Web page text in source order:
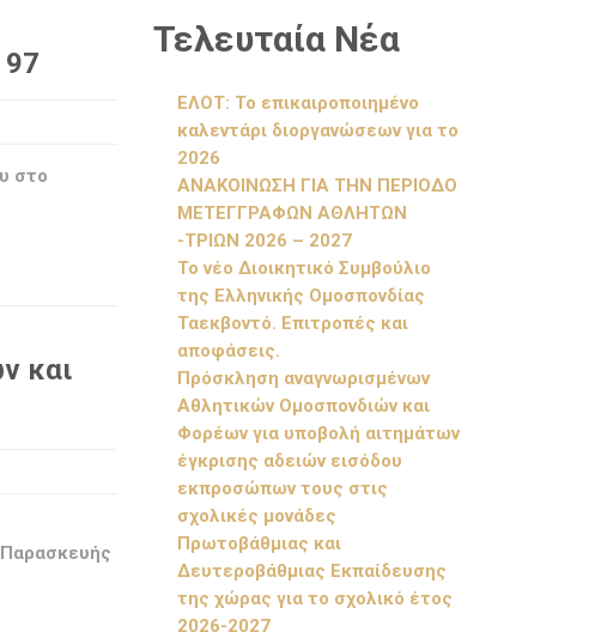
στο
και
Τελευταία Νέα
ΕΛΟΤ: Το επικαιροποιημένο
καλεντάρι διοργανώσεων για το
2026
ΑΝΑΚΟΙΝΩΣΗ ΓΙΑ ΤΗΝ ΠΕΡΙΟΔΟ
ΜΕΤΕΓΓΡΑΦΩΝ ΑΘΛΗΤΩΝ
-ΤΡΙΩΝ 2026 – 2027
Το νέο Διοικητικό Συμβούλιο
της Ελληνικής Ομοσπονδίας
Ταεκβοντό. Επιτροπές και
αποφάσεις.
Πρόσκληση αναγνωρισμένων
Αθλητικών Ομοσπονδιών και
Φορέων για υποβολή αιτημάτων
έγκρισης αδειών εισόδου
εκπροσώπων τους στις
σχολικές μονάδες
Πρωτοβάθμιας και
Δευτεροβάθμιας Εκπαίδευσης
της χώρας για το σχολικό έτος
2026-2027